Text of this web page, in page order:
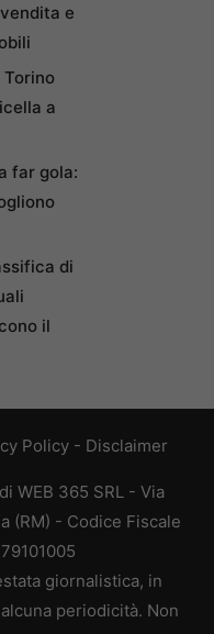
e
a
far gola:
di
il
Policy - Disclaimer
WEB 365 SRL - Via
(RM) - Codice Fiscale
giornalistica, in
periodicità. Non